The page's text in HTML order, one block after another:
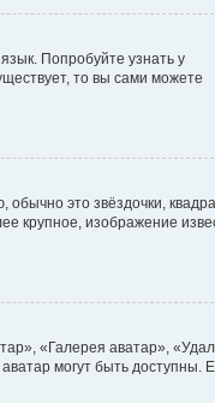
Попробуйте узнать у
то вы сами можете
это звёздочки,
крупное, изображение
«Галерея аватар»,
могут быть доступны.